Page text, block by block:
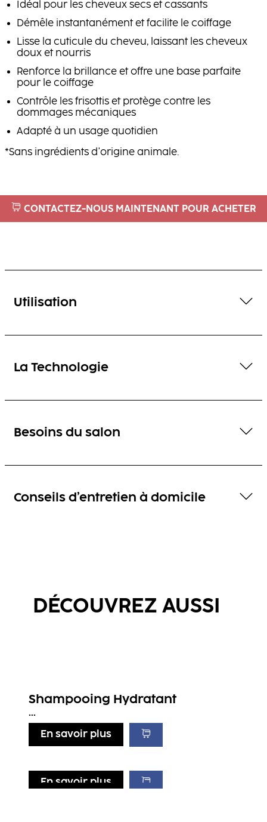
Idéal pour les cheveux secs et cassants
Démêle instantanément et facilite le coiffage
Lisse la cuticule du cheveu, laissant les cheveux
doux et nourris
Renforce la brillance et offre une base parfaite
pour le coiffage
Contrôle les frisottis et protège contre les
dommages mécaniques
Adapté à un usage quotidien
*Sans ingrédients d'origine animale.
CONTACTEZ-NOUS MAINTENANT POUR ACHETER
Utilisation
La Technologie
Besoins du salon
Conseils d’entretien à domicile
DÉCOUVREZ AUSSI
Shampooing Hydratant
...
En savoir plus
En savoir plus